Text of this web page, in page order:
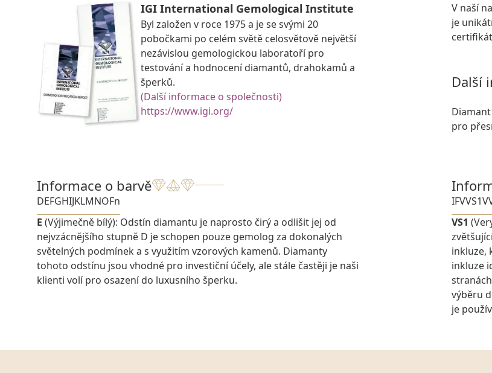
IGI International Gemological Institute
Byl založen v roce 1975 a je se svými 20
pobočkami po celém světě celosvětově největší
nezávislou gemologickou laboratoří pro
testování a hodnocení diamantů, drahokamů a
šperků.
(Další informace o společnosti)
https://www.igi.org/
V naší
je
Další
pro
Informace o barvě
DEFGHIJKLMNOFn
E (Výjimečně bílý): Odstín diamantu je naprosto čirý a odlišit jej od
nejvzácnějšího stupně D je schopen pouze gemolog za dokonalých
světelných podmínek a s využitím vzorových kamenů. Diamanty
tohoto odstínu jsou vhodné pro investiční účely, ale stále častěji je naši
klienti volí pro osazení do luxusního šperku.
IFVVS1
VS1
inkluze,
inkluze
výběru
je